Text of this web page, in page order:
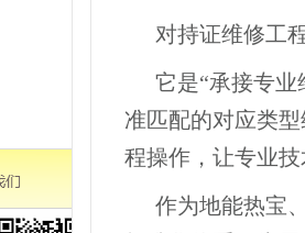
对持证维修工
它是“承接专
准匹配的对应类
程操作，让专业
作为地能热宝